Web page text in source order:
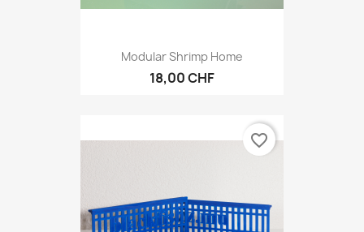
Modular Shrimp Home
18,00 CHF
favorite_border